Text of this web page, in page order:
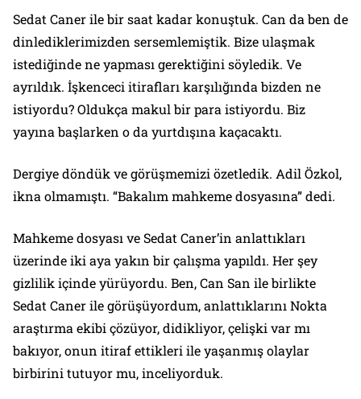
Sedat Caner ile bir saat kadar konuştuk. Can da ben de
dinlediklerimizden sersemlemiştik. Bize ulaşmak
istediğinde ne yapması gerektiğini söyledik. Ve
ayrıldık. İşkenceci itirafları karşılığında bizden ne
istiyordu? Oldukça makul bir para istiyordu. Biz
yayına başlarken o da yurtdışına kaçacaktı.
Dergiye döndük ve görüşmemizi özetledik. Adil Özkol,
ikna olmamıştı. “Bakalım mahkeme dosyasına” dedi.
Mahkeme dosyası ve Sedat Caner’in anlattıkları
üzerinde iki aya yakın bir çalışma yapıldı. Her şey
gizlilik içinde yürüyordu. Ben, Can San ile birlikte
Sedat Caner ile görüşüyordum, anlattıklarını Nokta
araştırma ekibi çözüyor, didikliyor, çelişki var mı
bakıyor, onun itiraf ettikleri ile yaşanmış olaylar
birbirini tutuyor mu, inceliyorduk.